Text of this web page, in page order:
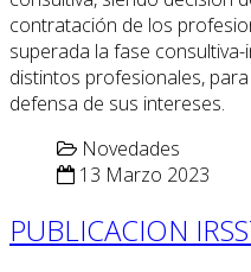
contratación de los
superada la fase
distintos profesionales,
defensa de sus intereses.
Novedades
13 Marzo 2023
PUBLICACION